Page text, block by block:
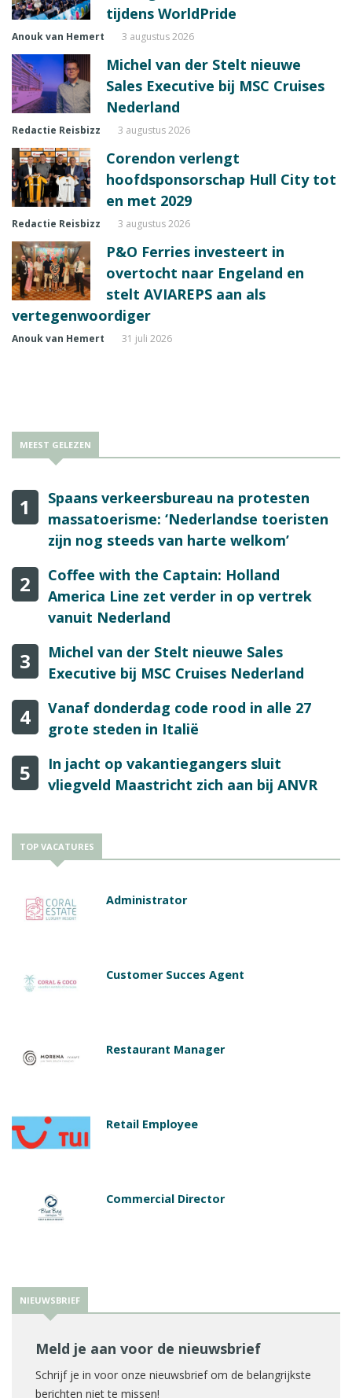
tijdens WorldPride
Anouk van Hemert 3 augustus 2026
Michel van der Stelt nieuwe
Sales Executive bij MSC Cruises
Nederland
Redactie Reisbizz 3 augustus 2026
Corendon verlengt
hoofdsponsorschap Hull City tot
en met 2029
Redactie Reisbizz 3 augustus 2026
P&O Ferries investeert in
overtocht naar Engeland en
stelt AVIAREPS aan als
vertegenwoordiger
Anouk van Hemert 31 juli 2026
MEEST GELEZEN
1
Spaans verkeersbureau na protesten
massatoerisme: ‘Nederlandse toeristen
zijn nog steeds van harte welkom’
2
Coffee with the Captain: Holland
America Line zet verder in op vertrek
vanuit Nederland
3
Michel van der Stelt nieuwe Sales
Executive bij MSC Cruises Nederland
4
Vanaf donderdag code rood in alle 27
grote steden in Italië
5
In jacht op vakantiegangers sluit
vliegveld Maastricht zich aan bij ANVR
TOP VACATURES
Administrator
Customer Succes Agent
Restaurant Manager
Retail Employee
Commercial Director
NIEUWSBRIEF
Meld je aan voor de nieuwsbrief
Schrijf je in voor onze nieuwsbrief om de belangrijkste
berichten niet te missen!